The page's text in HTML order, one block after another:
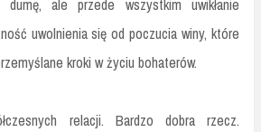
dumę, ale przede wszystkim uwikłanie
uwolnienia się od poczucia winy, które
kroki w życiu bohaterów.
relacji. Bardzo dobra rzecz.